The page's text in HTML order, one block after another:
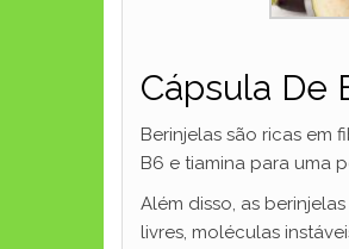
Cápsula De
Berinjelas são ricas em
B6 e tiamina para uma
Além disso, as
livres, moléculas